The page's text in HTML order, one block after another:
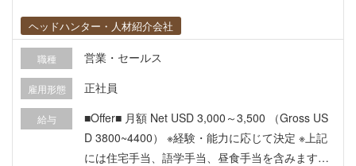
ヘッドハンター・人材紹介会社
職種 営業・セールス
雇用形態 正社員
給与
■Offer■ 月額 Net USD 3,000～3,500 （Gross US
D 3800~4400） ※経験・能力に応じて決定 ※上記
には住宅手当、語学手当、昼食手当を含みます